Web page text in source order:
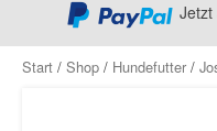
Jetzt
Start / Shop / Hundefutter /